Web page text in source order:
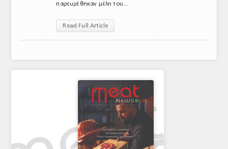
ΤΟ ΠΕΡΙΟΔΙΚΟ
παρευρέθηκαν μέλη του...
Read Full Article